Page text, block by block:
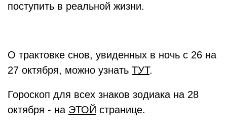
поступить в реальной жизни.
О трактовке снов, увиденных в ночь с 26 на
27 октября, можно узнать ТУТ.
Гороскоп для всех знаков зодиака на 28
октября - на ЭТОЙ странице.